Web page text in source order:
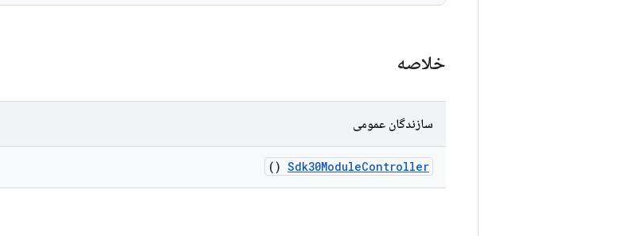
خلاصه
سازندگان عمومی
Sdk30ModuleController
()